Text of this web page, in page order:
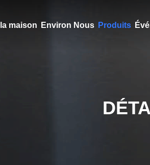
maison Environ Nous Produits